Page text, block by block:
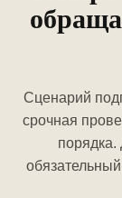
Сценарий
срочная